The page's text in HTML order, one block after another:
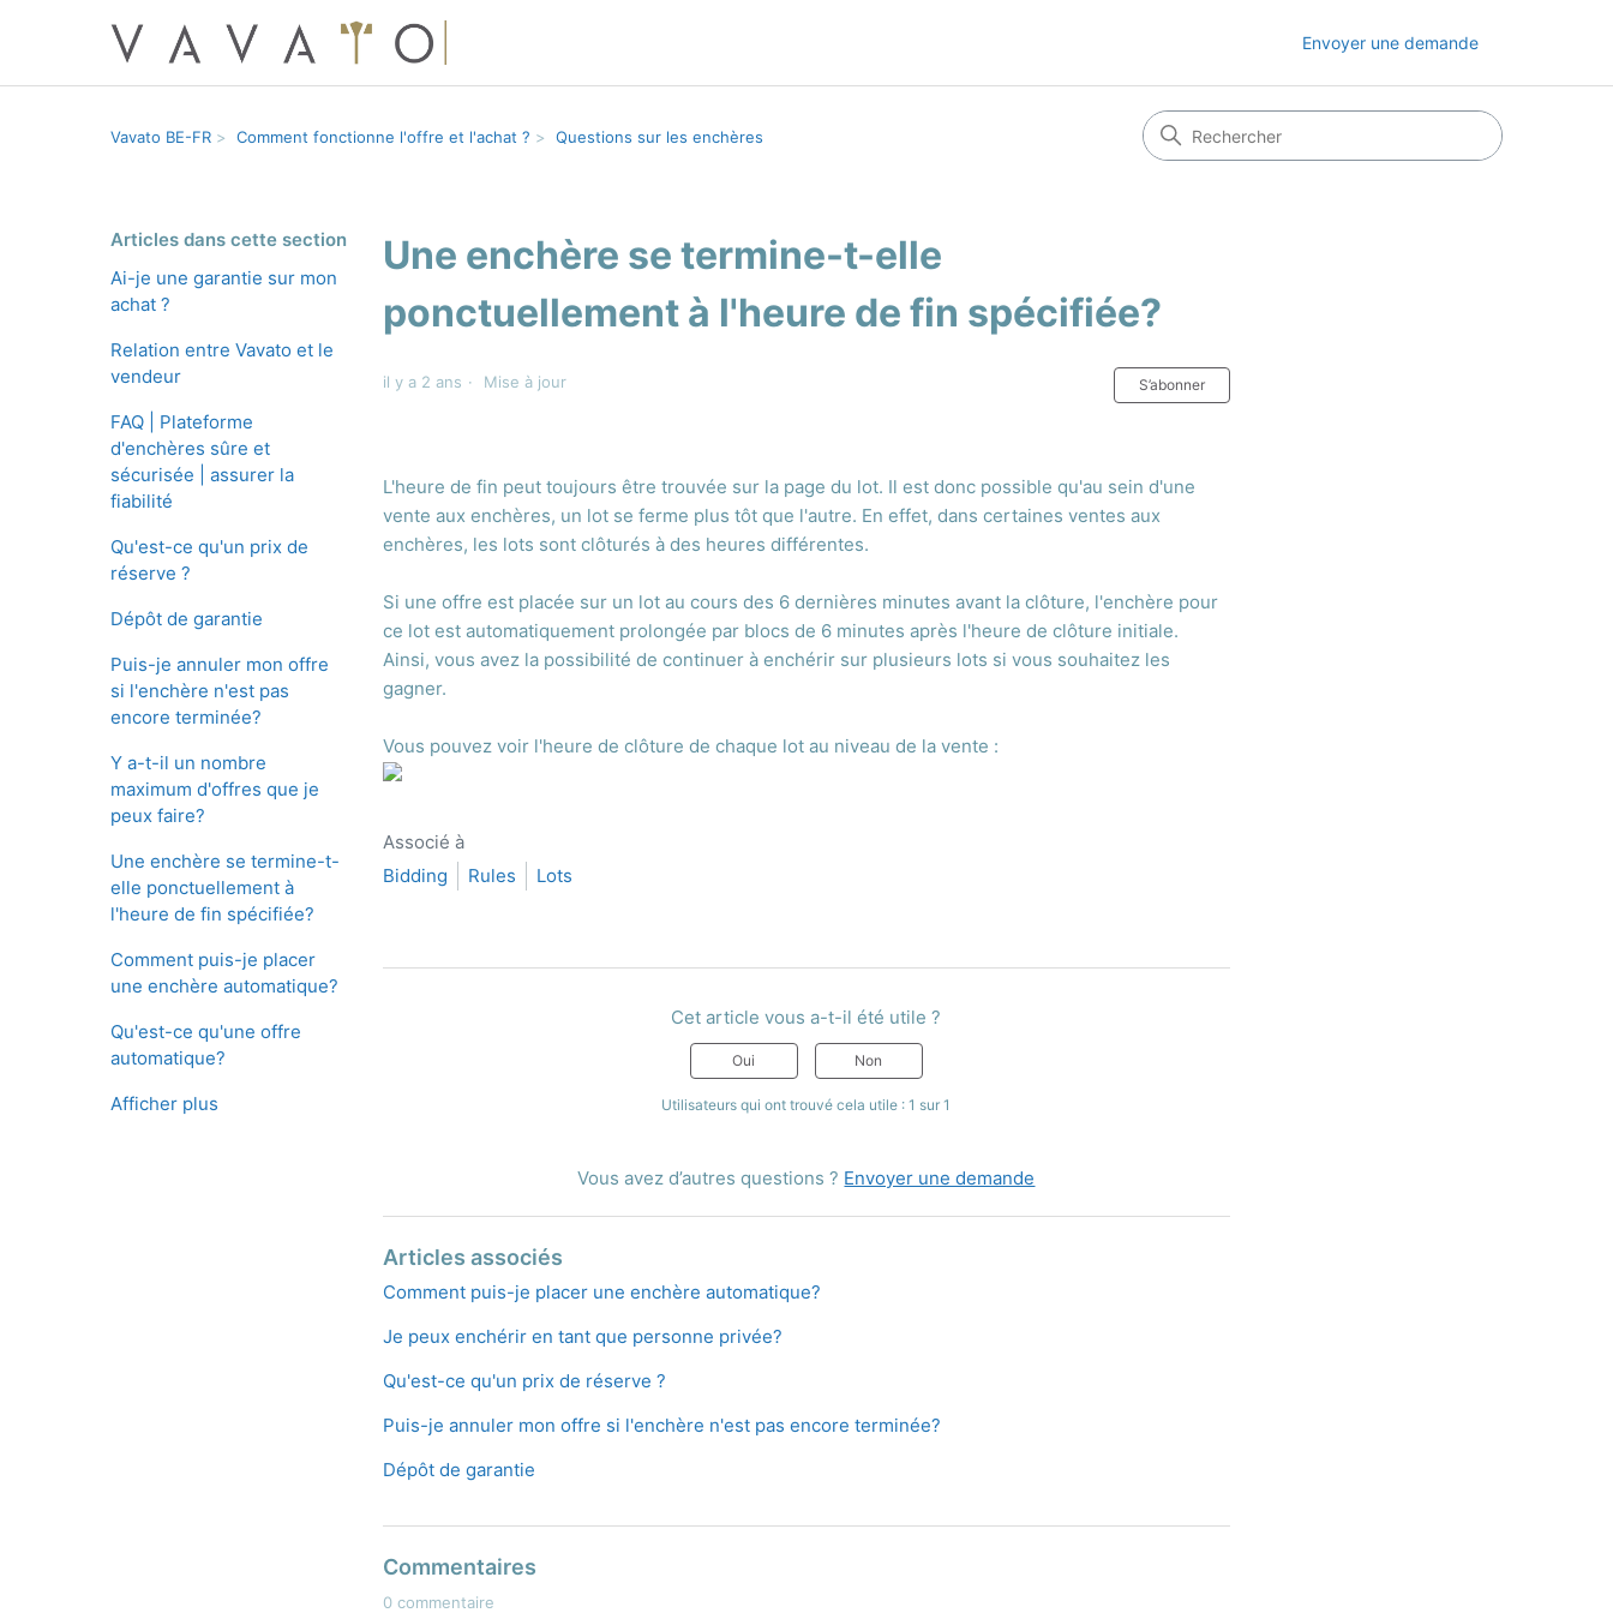
Envoyer une demande
Vavato BE-FR Comment fonctionne l'offre et l'achat ? Questions sur les enchères
Articles dans cette section
Ai-je une garantie sur mon
achat ?
Relation entre Vavato et le
vendeur
FAQ | Plateforme
d'enchères sûre et
sécurisée | assurer la
fiabilité
Qu'est-ce qu'un prix de
réserve ?
Dépôt de garantie
Puis-je annuler mon offre
si l'enchère n'est pas
encore terminée?
Y a-t-il un nombre
maximum d'offres que je
peux faire?
Une enchère se termine-t-
elle ponctuellement à
l'heure de fin spécifiée?
Comment puis-je placer
une enchère automatique?
Qu'est-ce qu'une offre
automatique?
Afficher plus
Une enchère se termine-t-elle
ponctuellement à l'heure de fin spécifiée?
il y a 2 ans Mise à jour S’abonner
L'heure de fin peut toujours être trouvée sur la page du lot. Il est donc possible qu'au sein d'une
vente aux enchères, un lot se ferme plus tôt que l'autre. En effet, dans certaines ventes aux
enchères, les lots sont clôturés à des heures différentes.
Si une offre est placée sur un lot au cours des 6 dernières minutes avant la clôture, l'enchère pour
ce lot est automatiquement prolongée par blocs de 6 minutes après l'heure de clôture initiale.
Ainsi, vous avez la possibilité de continuer à enchérir sur plusieurs lots si vous souhaitez les
gagner.
Vous pouvez voir l'heure de clôture de chaque lot au niveau de la vente :
Associé à
Bidding
Rules Lots
Cet article vous a-t-il été utile ?
Oui Non
Utilisateurs qui ont trouvé cela utile : 1 sur 1
Vous avez d’autres questions ? Envoyer une demande
Articles associés
Comment puis-je placer une enchère automatique?
Je peux enchérir en tant que personne privée?
Qu'est-ce qu'un prix de réserve ?
Puis-je annuler mon offre si l'enchère n'est pas encore terminée?
Dépôt de garantie
Commentaires
0 commentaire